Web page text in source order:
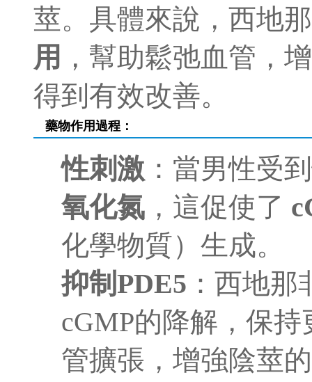
莖。具體來說，西地
用 ，幫助鬆弛血管，
得到有效改善。
藥物作用過程：
性刺激 ：當男性受
氧化氮 ，這促使了
化學物質）生成。
抑制PDE5 ：西地
cGMP的降解，保
管擴張，增強陰莖